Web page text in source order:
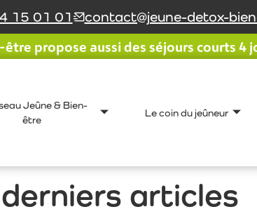
15 01 01 contact@jeune-detox-
propose aussi des séjours courts 4
Jeûne & Bien-
être
Le coin du jeûneur
articles